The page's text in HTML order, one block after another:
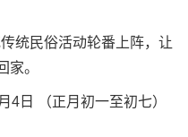
民俗活动轮番上阵，让
家。
（正月初一至初七）